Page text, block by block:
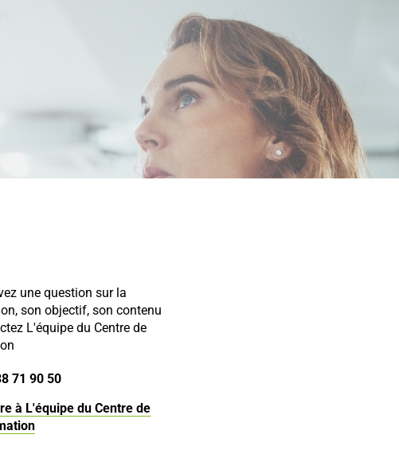
une question sur la
son objectif, son contenu
L'équipe du Centre de
71 90 50
à L'équipe du Centre de